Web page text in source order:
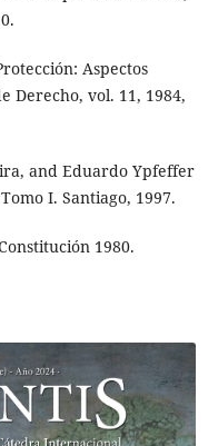
Aspectos
Derecho, vol. 11, 1984,
and Eduardo Ypfeffer
I. Santiago, 1997.
1980.